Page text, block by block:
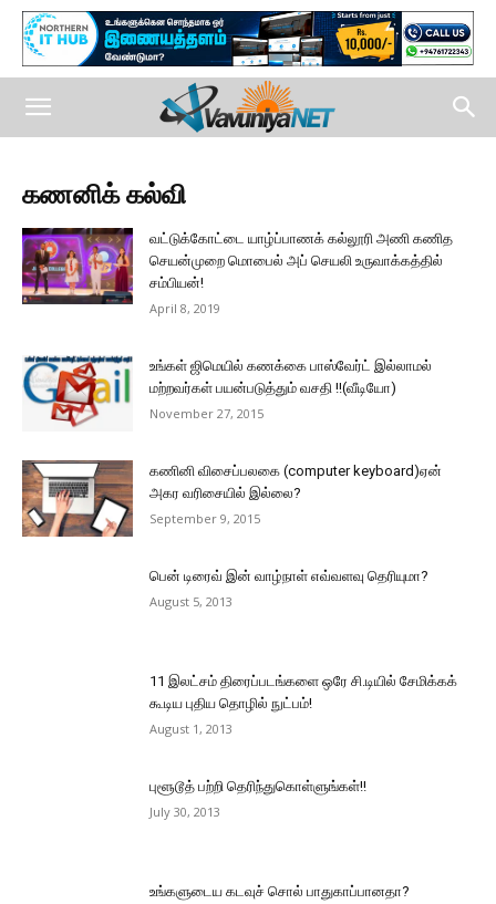
கணனிக் கல்வி
வட்டுக்கோட்டை யாழ்ப்பாணக் கல்லூரி அணி கணித
செயன்முறை மொபைல் அப் செயலி உருவாக்கத்தில்
சம்பியன்!
April 8, 2019
உங்கள் ஜிமெயில் கணக்கை பாஸ்வேர்ட் இல்லாமல்
மற்றவர்கள் பயன்படுத்தும் வசதி !!(வீடியோ)
November 27, 2015
கணினி விசைப்பலகை (computer keyboard)ஏன்
அகர வரிசையில் இல்லை?
September 9, 2015
பென் டிரைவ் இன் வாழ்நாள் எவ்வளவு தெரியுமா?
August 5, 2013
11 இலட்சம் திரைப்படங்களை ஒரே சி.டியில் சேமிக்கக்
கூடிய புதிய தொழில் நுட்பம்!
August 1, 2013
புளூடூத் பற்றி தெரிந்துகொள்ளுங்கள்!!
July 30, 2013
உங்களுடைய கடவுச் சொல் பாதுகாப்பானதா?